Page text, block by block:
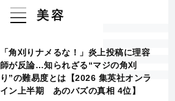
美容
「角刈りナメるな！」炎上投稿に理容
師が反論…知られざる“マジの角刈
り”の難易度とは【2026 集英社オンラ
イン上半期 あのバズの真相 4位】